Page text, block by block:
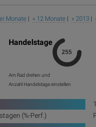
Monate | » 12 Monate | » 2013 |
Handelstage
Am Rad drehen und
Anzahl Handelstage einstellen
80
(%-Perf.)